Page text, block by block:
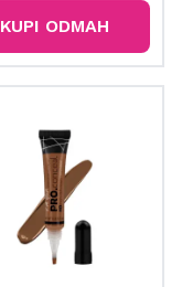
KUPI ODMAH